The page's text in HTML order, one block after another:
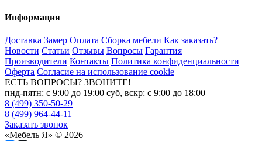
Информация
Доставка Замер Оплата Сборка мебели Как заказать?
Новости Статьи Отзывы Вопросы Гарантия
Производители Контакты Политика конфиденциальности
Оферта Согласие на использование cookie
ЕСТЬ ВОПРОСЫ? ЗВОНИТЕ!
пнд-пятн: с 9:00 до 19:00 суб, вскр: с 9:00 до 18:00
8 (499) 350-50-29
8 (499) 964-44-11
Заказать звонок
«Мебель Я» © 2026